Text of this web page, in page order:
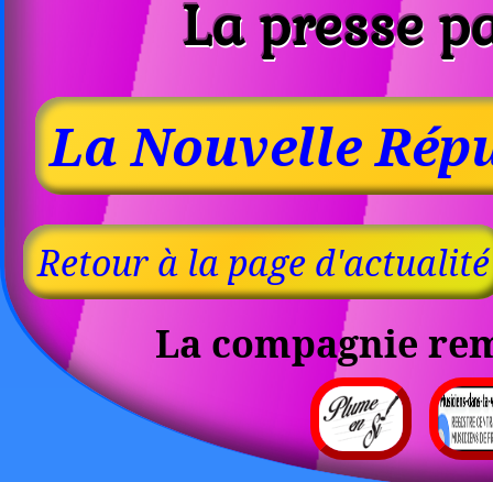
La presse
La Nouvelle
Retour à la page d'actualité
La compagnie